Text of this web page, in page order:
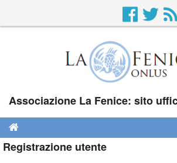
Associazione La Fenice: sito
Chi siamo
Registrazione utente